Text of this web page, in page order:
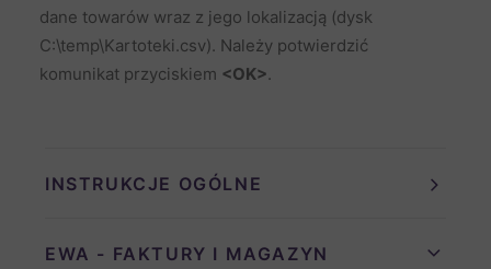
dane towarów wraz z jego lokalizacją (dysk
C:\temp\Kartoteki.csv). Należy potwierdzić
komunikat przyciskiem <OK>.
INSTRUKCJE OGÓLNE
EWA - FAKTURY I MAGAZYN